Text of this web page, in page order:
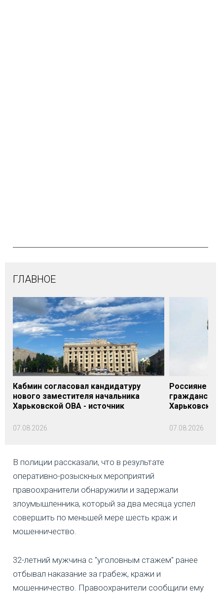
ГЛАВНОЕ
Кабмин согласовал кандидатуру
нового заместителя начальника
Харьковской ОВА - источник
07.08.2026
Россияне
07.08.2026
В полиции рассказали, что в результате
оперативно-розыскных мероприятий
правоохранители обнаружили и задержали
злоумышленника, который за два месяца успел
совершить по меньшей мере шесть краж и
мошенничество.
32-летний мужчина с "уголовным стажем" ранее
отбывал наказание за грабеж, кражи и
мошенничество. Правоохранители сообщили ему